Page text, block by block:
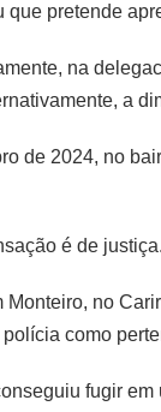
pretende
na
a
de 2024, no
é de
no
como
fugir